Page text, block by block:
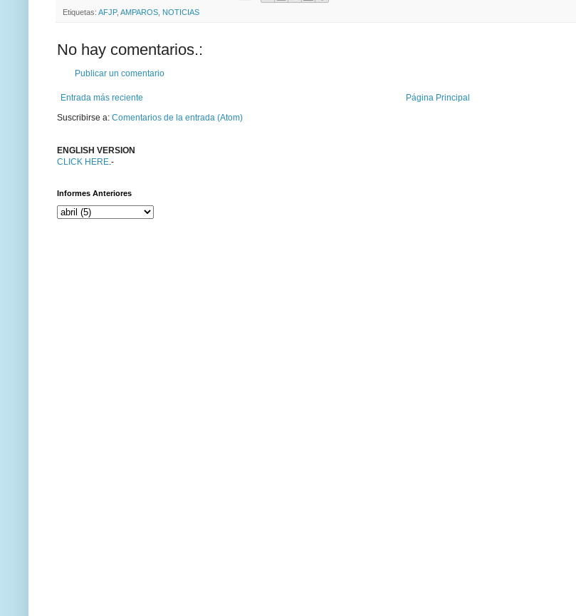
Etiquetas: AFJP, AMPAROS NOTICIAS
No hay comentarios.:
Publicar un comentario
Entrada más reciente
Página Principal
Suscribirse a: Comentarios de la entrada (Atom)
ENGLISH VERSION
CLICK HERE .-
Informes Anteriores